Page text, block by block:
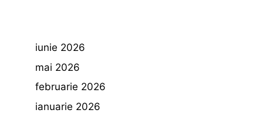
iunie 2026
mai 2026
februarie 2026
ianuarie 2026